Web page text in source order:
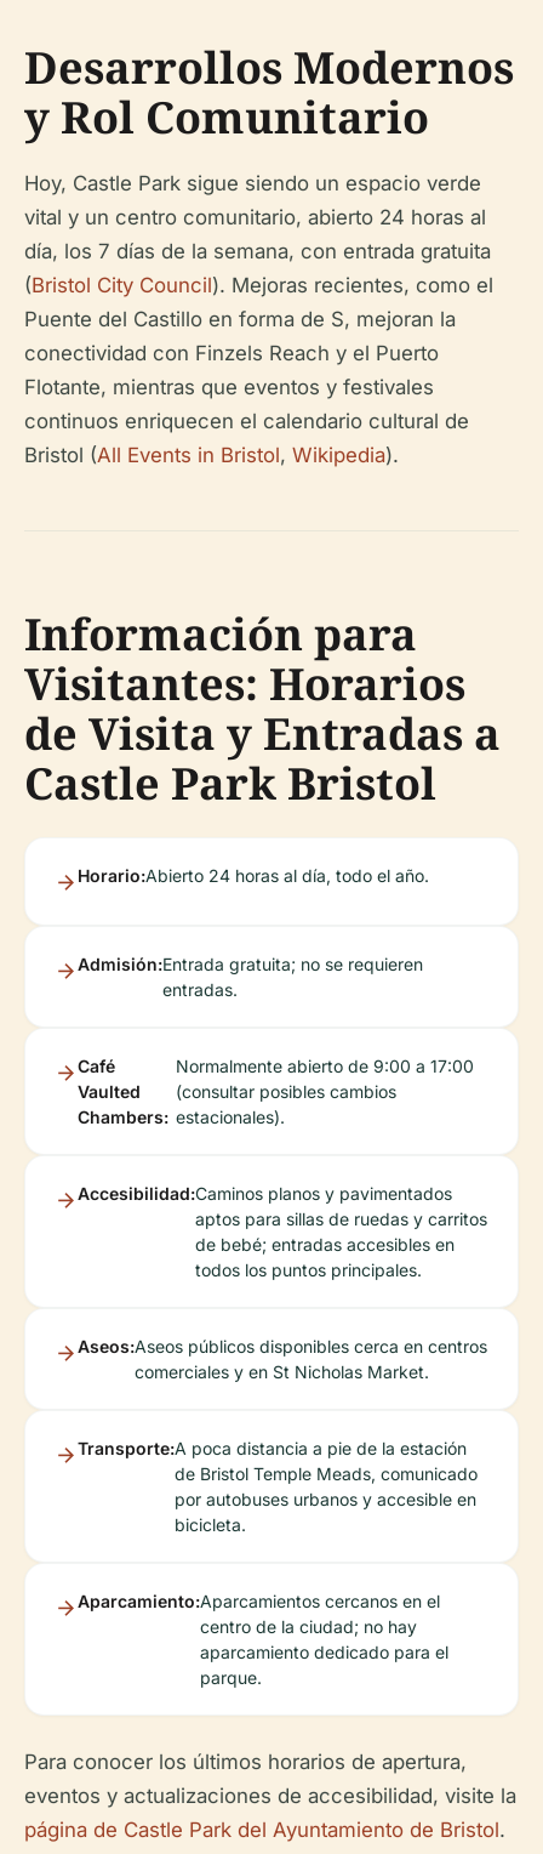
Desarrollos Modernos
y Rol Comunitario
Hoy, Castle Park sigue siendo un espacio verde
vital y un centro comunitario, abierto 24 horas al
día, los 7 días de la semana, con entrada gratuita
(Bristol City Council). Mejoras recientes, como el
Puente del Castillo en forma de S, mejoran la
conectividad con Finzels Reach y el Puerto
Flotante, mientras que eventos y festivales
continuos enriquecen el calendario cultural de
Bristol (All Events in Bristol, Wikipedia).
Información para
Visitantes: Horarios
de Visita y Entradas a
Castle Park Bristol
Horario:Abierto 24 horas al día, todo el año.
Admisión:Entrada gratuita; no se requieren
entradas.
Café
Vaulted
Chambers:
Normalmente abierto de 9:00 a 17:00
(consultar posibles cambios
estacionales).
Accesibilidad:Caminos planos y pavimentados
aptos para sillas de ruedas y carritos
de bebé; entradas accesibles en
todos los puntos principales.
Aseos:Aseos públicos disponibles cerca en centros
comerciales y en St Nicholas Market.
Transporte:A poca distancia a pie de la estación
de Bristol Temple Meads, comunicado
por autobuses urbanos y accesible en
bicicleta.
Aparcamiento:Aparcamientos cercanos en el
centro de la ciudad; no hay
aparcamiento dedicado para el
parque.
Para conocer los últimos horarios de apertura,
eventos y actualizaciones de accesibilidad, visite la
página de Castle Park del Ayuntamiento de Bristol.